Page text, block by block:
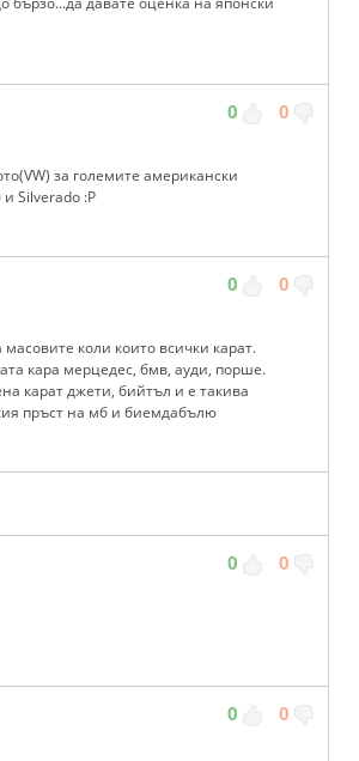
0 0
за големите американски
Silverado :P
0 0
коли които всички карат.
кара мерцедес, бмв, ауди, порше.
карат джети, бийтъл и е такива
пръст на мб и биемдабълю
0 0
0 0